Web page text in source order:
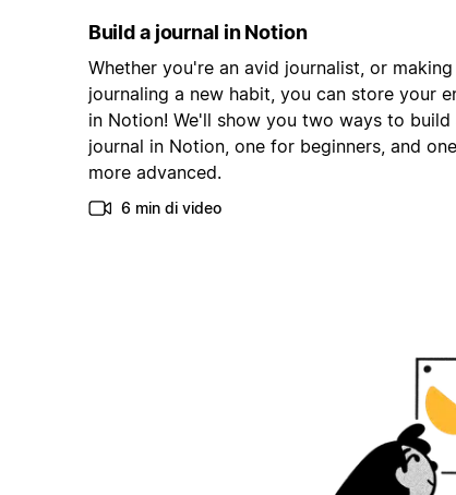
Build a journal in Notion
Whether you're an avid journalist, or making
journaling a new habit, you can store your
in Notion! We'll show you two ways to build
journal in Notion, one for beginners, and one
more advanced.
6 min di video